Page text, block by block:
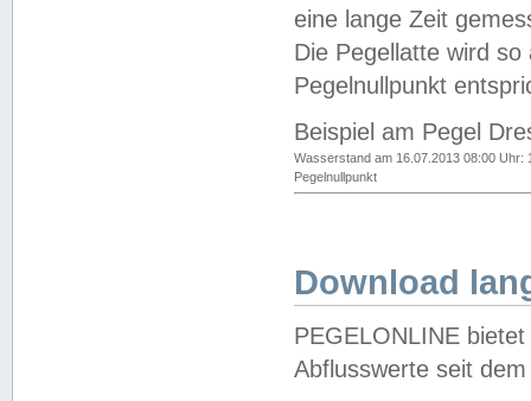
eine lange Zeit
Die Pegellatte wird
Pegelnullpunkt
Beispiel am Pegel
Wasserstand am 16.07.2013 08:00 Uhr:
Pegelnullpunkt
Download
PEGELONLINE
Abflusswerte seit